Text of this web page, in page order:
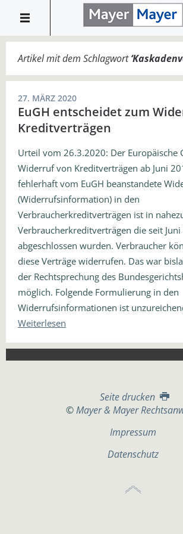
Artikel mit dem Schlagwort‘
27. MÄRZ 2020
EuGH entscheidet zum
Kreditverträgen
Urteil vom 26.3.2020: Der Europäische
Widerruf von Kreditverträgen ab Juni
fehlerhaft vom EuGH beanstandete
(Widerrufsinformation) in den
Verbraucherkreditverträgen ist in
Verbraucherkreditverträgen die seit
abgeschlossen wurden. Verbraucher
diese Verträge widerrufen. Das war
der Rechtsprechung des
möglich. Folgende Formulierung in den
Widerrufsinformationen ist
Weiterlesen
Seite drucken
©Mayer & Mayer
Impressum
Datenschutz